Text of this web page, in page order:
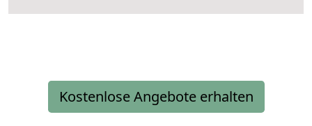
Kostenlose Angebote erhalten